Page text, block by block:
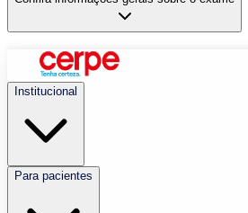
Institucional
Para pacientes